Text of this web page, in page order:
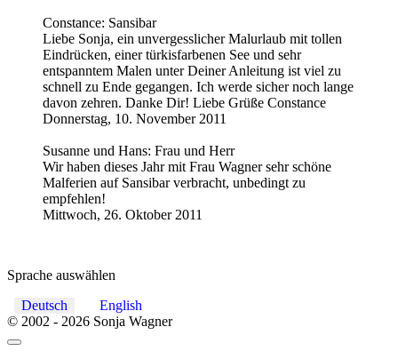
Constance: Sansibar
Liebe Sonja, ein unvergesslicher Malurlaub mit tollen
Eindrücken, einer türkisfarbenen See und sehr
entspanntem Malen unter Deiner Anleitung ist viel zu
schnell zu Ende gegangen. Ich werde sicher noch lange
davon zehren. Danke Dir! Liebe Grüße Constance
Donnerstag, 10. November 2011
Susanne und Hans: Frau und Herr
Wir haben dieses Jahr mit Frau Wagner sehr schöne
Malferien auf Sansibar verbracht, unbedingt zu
empfehlen!
Mittwoch, 26. Oktober 2011
Sprache auswählen
Deutsch
English
© 2002 - 2026 Sonja Wagner